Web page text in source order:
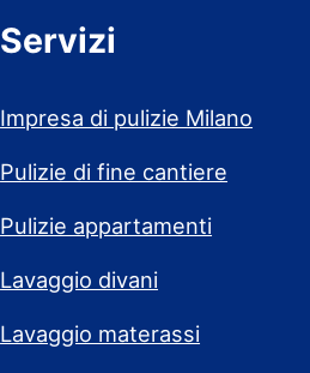
Servizi
Impresa di pulizie Milano
Pulizie di fine cantiere
Pulizie appartamenti
Lavaggio divani
Lavaggio materassi